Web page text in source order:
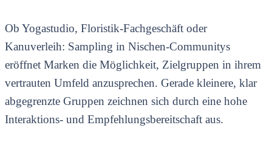
Ob Yogastudio, Floristik-Fachgeschäft oder
Kanuverleih: Sampling in Nischen-Communitys
eröffnet Marken die Möglichkeit, Zielgruppen in ihrem
vertrauten Umfeld anzusprechen. Gerade kleinere, klar
abgegrenzte Gruppen zeichnen sich durch eine hohe
Interaktions- und Empfehlungsbereitschaft aus.